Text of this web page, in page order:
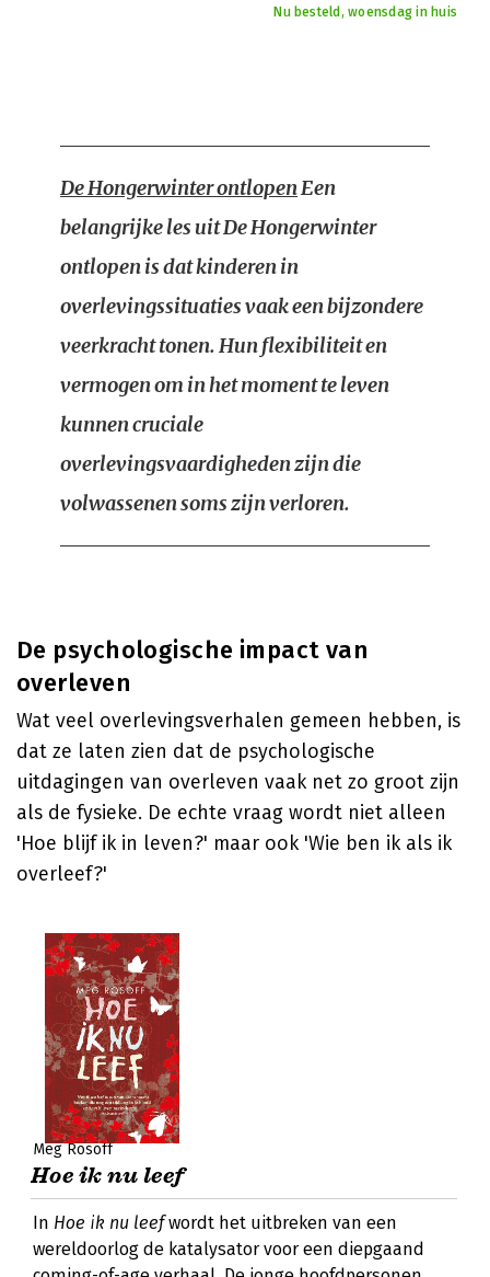
Nu besteld, woensdag in huis
De Hongerwinter ontlopenEen
belangrijke les uit De Hongerwinter
ontlopen is dat kinderen in
overlevingssituaties vaak een bijzondere
veerkracht tonen. Hun flexibiliteit en
vermogen om in het moment te leven
kunnen cruciale
overlevingsvaardigheden zijn die
volwassenen soms zijn verloren.
De psychologische impact van
overleven
Wat veel overlevingsverhalen gemeen hebben, is
dat ze laten zien dat de psychologische
uitdagingen van overleven vaak net zo groot zijn
als de fysieke. De echte vraag wordt niet alleen
'Hoe blijf ik in leven?' maar ook 'Wie ben ik als ik
overleef?'
Meg Rosoff
Hoe ik nu leef
In Hoe ik nu leefwordt het uitbreken van een
wereldoorlog de katalysator voor een diepgaand